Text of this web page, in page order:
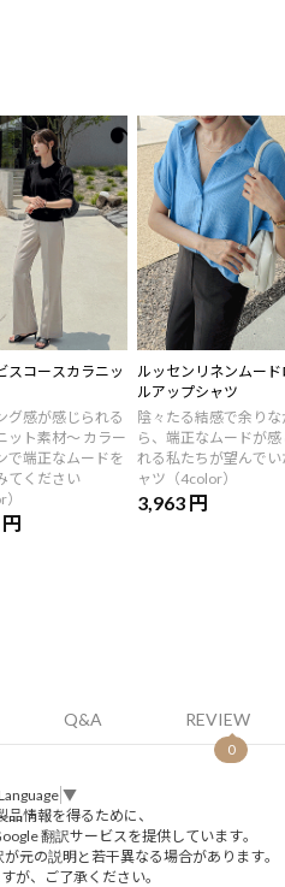
スコースカラニッ
グ感が感じられる
ット素材～ カラー
で端正なムードを
てください
ルッセンリネンムード
ルアップシャツ
陰々たる結感で余りな
ら、端正なムードが感
れる私たちが望んでい
ャツ（4color）
3,963 円
Q&A REVIEW
0
▼
情報を得るために、
翻訳サービスを提供しています。
元の説明と若干異なる場合があります。
が、ご了承ください。